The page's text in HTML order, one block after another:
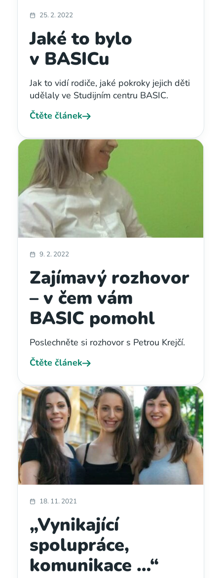
25. 2. 2022
Jaké to bylo
v BASICu
Jak to vidí rodiče, jaké pokroky jejich děti
udělaly ve Studijním centru BASIC.
Čtěte článek
9. 2. 2022
Zajímavý rozhovor
– v čem vám
BASIC pomohl
Poslechněte si rozhovor s Petrou Krejčí.
Čtěte článek
18. 11. 2021
„Vynikající
spolupráce,
komunikace …“